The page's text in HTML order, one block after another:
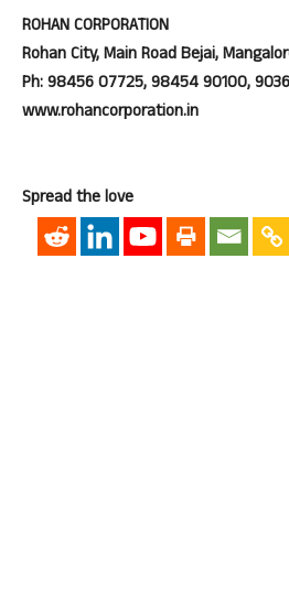
ROHAN CORPORATION
Rohan City, Main Road Bejai,
Ph: 98456 07725, 98454 90100,
www.rohancorporation.in
Spread the love